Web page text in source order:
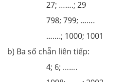
27; …….; 29
798; 799; …….
…….; 1000; 1001
b) Ba số chẵn liên tiếp:
4; 6; …….